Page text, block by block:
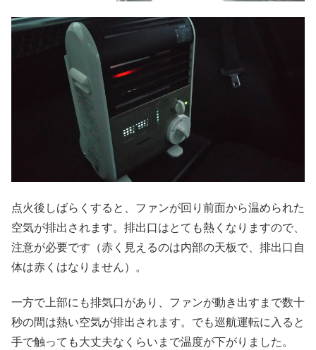
点火後しばらくすると、ファンが回り前面から温められた
空気が排出されます。排出口はとても熱くなりますので、
注意が必要です（赤く見えるのは内部の天板で、排出口自
体は赤くはなりません）。
一方で上部にも排気口があり、ファンが動き出すまで数十
秒の間は熱い空気が排出されます。でも巡航運転に入ると
手で触っても大丈夫なくらいまで温度が下がりました。